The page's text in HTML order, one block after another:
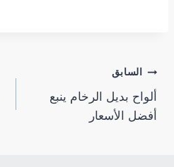
تصفّح
المقالات
السابق
ألواح بديل الرخام ينبع
أفضل الأسعار